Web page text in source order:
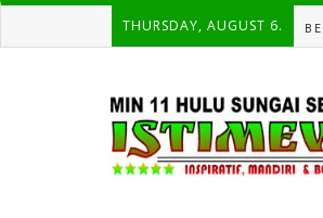
THURSDAY, AUGUST 6.